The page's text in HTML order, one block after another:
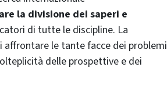
la divisione dei saperi e
di tutte le discipline. La
affrontare le tante facce dei problemi
delle prospettive e dei